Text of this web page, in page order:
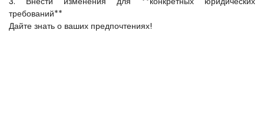
требований**
Дайте знать о ваших предпочтениях!